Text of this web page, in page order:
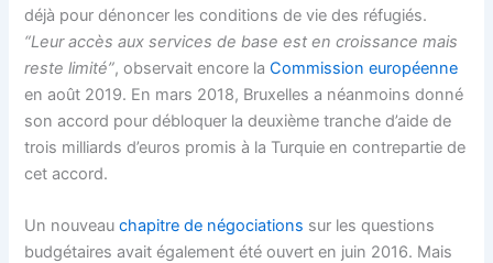
déjà pour dénoncer les conditions de vie des réfugiés.
“Leur accès aux services de base est en croissance mais
reste limité”, observait encore laCommission européenne
en août 2019. En mars 2018, Bruxelles a néanmoins donné
son accord pour débloquer la deuxième tranche d’aide de
trois milliards d’euros promis à la Turquie en contrepartie de
cet accord.
Un nouveauchapitre de négociations sur les questions
budgétaires avait également été ouvert en juin 2016. Mais